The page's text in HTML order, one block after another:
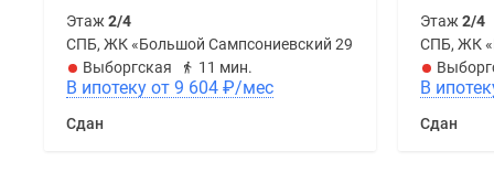
Этаж2/4
СПБ, ЖК «Большой Сампсониевский 29Б»
Выборгская
11 мин.
В ипотеку от 9 604 ₽/мес
Сдан
Этаж2/4
СПБ, ЖК
Сдан